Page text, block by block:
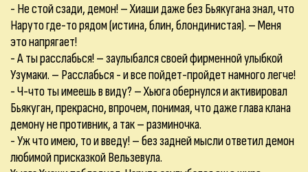
- Не стой сзади, демон! – Хиаши даже без Бьякугана знал, что
Наруто где-то рядом (истина, блин, блондинистая). – Меня
это напрягает!
- А ты расслабься! – заулыбался своей фирменной улыбкой
Узумаки. – Расслабься - и все пойдет-пройдет намного легче!
- Ч-что ты имеешь в виду? – Хьюга обернулся и активировал
Бьякуган, прекрасно, впрочем, понимая, что даже глава клана
демону не противник, а так – разминочка.
- Уж что имею, то и введу! – без задней мысли ответил демон
любимой присказкой Вельзевула.